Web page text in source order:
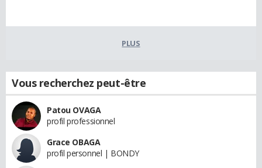
PLUS
Vous recherchez peut-être
Patou OVAGA
profil professionnel
Grace OBAGA
profil personnel | BONDY